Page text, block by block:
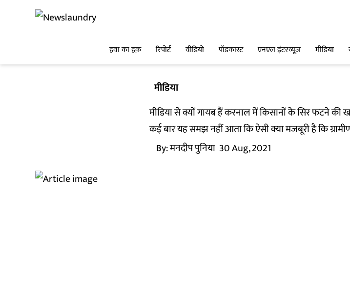
हवा का हक़ रिपोर्ट वीडियो पॉडकास्ट एनएल इंटरव्यूज मीडिया
मीडिया
मीडिया से क्यों गायब हैं करनाल में किसानों के सिर फटने की
कई बार यह समझ नहीं आता कि ऐसी क्या मजबूरी है कि
By:मनदीप पुनिया 30 Aug, 2021